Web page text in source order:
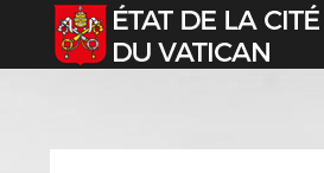
Sélectionnez votre langue